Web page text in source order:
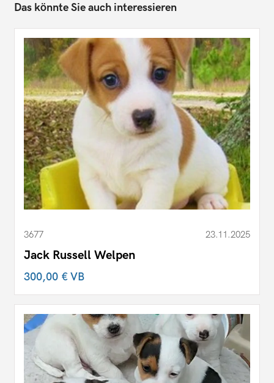
Das könnte Sie auch interessieren
3677 23.11.2025
Jack Russell Welpen
300,00 €VB